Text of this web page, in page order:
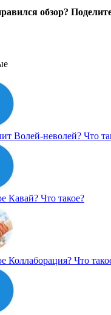
обзор?
Волей-неволей? Что
Кавай? Что такое?
Коллаборация? Что